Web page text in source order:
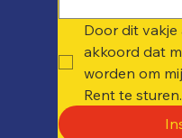
Door dit vakje
akkoord dat
worden om